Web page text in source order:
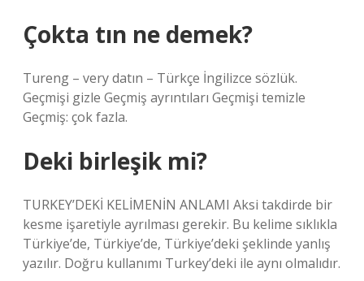
Çokta tın ne demek?
Tureng – very datın – Türkçe İngilizce sözlük.
Geçmişi gizle Geçmiş ayrıntıları Geçmişi temizle
Geçmiş: çok fazla.
Deki birleşik mi?
TURKEY’DEKİ KELİMENİN ANLAMI Aksi takdirde bir
kesme işaretiyle ayrılması gerekir. Bu kelime sıklıkla
Türkiye’de, Türkiye’de, Türkiye’deki şeklinde yanlış
yazılır. Doğru kullanımı Turkey’deki ile aynı olmalıdır.